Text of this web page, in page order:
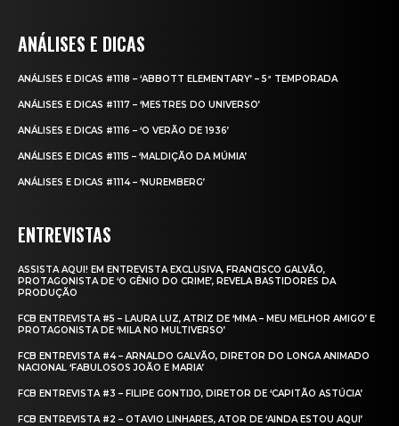
ANÁLISES E DICAS
ANÁLISES E DICAS #1118 – ‘ABBOTT ELEMENTARY’ – 5ª TEMPORADA
ANÁLISES E DICAS #1117 – ‘MESTRES DO UNIVERSO’
ANÁLISES E DICAS #1116 – ‘O VERÃO DE 1936’
ANÁLISES E DICAS #1115 – ‘MALDIÇÃO DA MÚMIA’
ANÁLISES E DICAS #1114 – ‘NUREMBERG’
ENTREVISTAS
ASSISTA AQUI! EM ENTREVISTA EXCLUSIVA, FRANCISCO GALVÃO,
PROTAGONISTA DE ‘O GÊNIO DO CRIME’, REVELA BASTIDORES DA
PRODUÇÃO
FCB ENTREVISTA #5 – LAURA LUZ, ATRIZ DE ‘MMA – MEU MELHOR AMIGO’ E
PROTAGONISTA DE ‘MILA NO MULTIVERSO’
FCB ENTREVISTA #4 – ARNALDO GALVÃO, DIRETOR DO LONGA ANIMADO
NACIONAL ‘FABULOSOS JOÃO E MARIA’
FCB ENTREVISTA #3 – FILIPE GONTIJO, DIRETOR DE ‘CAPITÃO ASTÚCIA’
FCB ENTREVISTA #2 – OTAVIO LINHARES, ATOR DE ‘AINDA ESTOU AQUI’